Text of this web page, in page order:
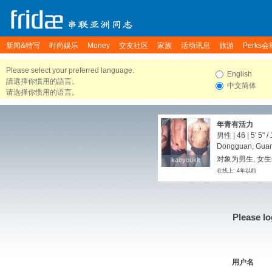
新闻&特写 时尚娱乐 Money 交友社区 家族 活动讯息 旅游 Perks会
Please select your preferred language.
請選擇你慣用的語言。
请选择你惯用的语言。
English
中文简体
kaoyoukk
kaoyoukk
年青有活力
男性 | 46 | 5' 5" /
Dongguan,
对象为男生, 女
在线上: 4年以前
Please
用户名